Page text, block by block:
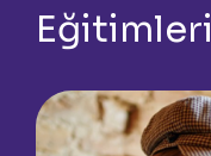
Eğitimleri